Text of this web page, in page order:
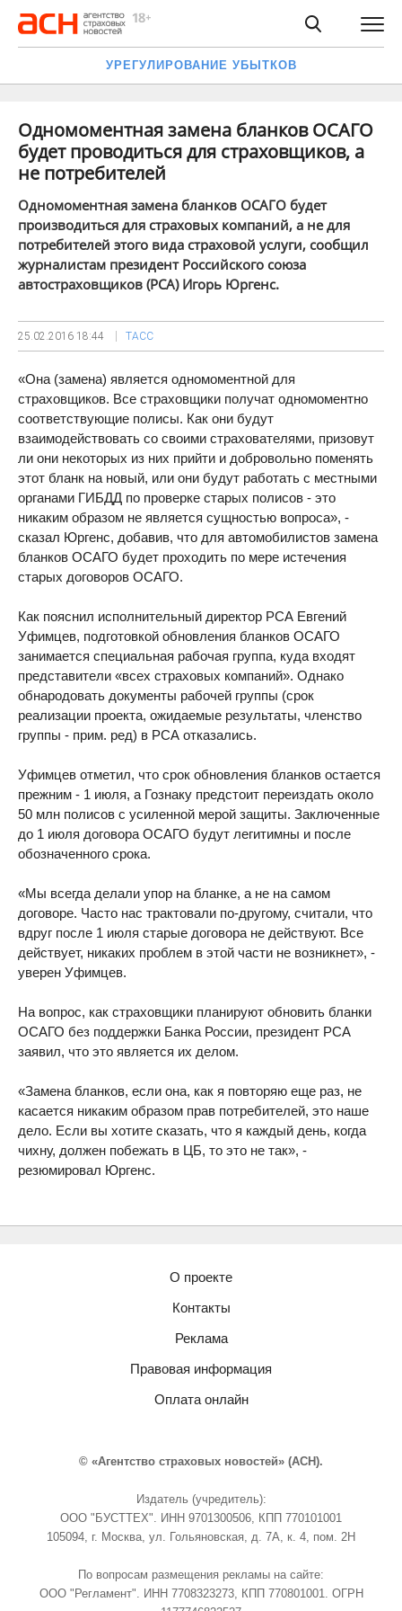
УРЕГУЛИРОВАНИЕ УБЫТКОВ
Одномоментная замена бланков ОСАГО
будет проводиться для страховщиков, а
не потребителей
Одномоментная замена бланков ОСАГО будет
производиться для страховых компаний, а не для
потребителей этого вида страховой услуги, сообщил
журналистам президент Российского союза
автостраховщиков (РСА) Игорь Юргенс.
25.02.2016 18:44 ТАСС
«Она (замена) является одномоментной для
страховщиков. Все страховщики получат одномоментно
соответствующие полисы. Как они будут
взаимодействовать со своими страхователями, призовут
ли они некоторых из них прийти и добровольно поменять
этот бланк на новый, или они будут работать с местными
органами ГИБДД по проверке старых полисов - это
никаким образом не является сущностью вопроса», -
сказал Юргенс, добавив, что для автомобилистов замена
бланков ОСАГО будет проходить по мере истечения
старых договоров ОСАГО.
Как пояснил исполнительный директор РСА Евгений
Уфимцев, подготовкой обновления бланков ОСАГО
занимается специальная рабочая группа, куда входят
представители «всех страховых компаний». Однако
обнародовать документы рабочей группы (срок
реализации проекта, ожидаемые результаты, членство
группы - прим. ред) в РСА отказались.
Уфимцев отметил, что срок обновления бланков остается
прежним - 1 июля, а Гознаку предстоит переиздать около
50 млн полисов с усиленной мерой защиты. Заключенные
до 1 июля договора ОСАГО будут легитимны и после
обозначенного срока.
«Мы всегда делали упор на бланке, а не на самом
договоре. Часто нас трактовали по-другому, считали, что
вдруг после 1 июля старые договора не действуют. Все
действует, никаких проблем в этой части не возникнет», -
уверен Уфимцев.
На вопрос, как страховщики планируют обновить бланки
ОСАГО без поддержки Банка России, президент РСА
заявил, что это является их делом.
«Замена бланков, если она, как я повторяю еще раз, не
касается никаким образом прав потребителей, это наше
дело. Если вы хотите сказать, что я каждый день, когда
чихну, должен побежать в ЦБ, то это не так», -
резюмировал Юргенс.
О проекте
Контакты
Реклама
Правовая информация
Оплата онлайн
© «Агентство страховых новостей» (АСН).
Издатель (учредитель):
ООО "БУСТТЕХ". ИНН 9701300506, КПП 770101001
105094, г. Москва, ул. Гольяновская, д. 7А, к. 4, пом. 2Н
По вопросам размещения рекламы на сайте:
ООО "Регламент". ИНН 7708323273, КПП 770801001. ОГРН